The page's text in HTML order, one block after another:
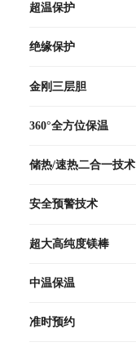
超温保护
绝缘保护
金刚三层胆
360°全方位保温
储热/速热二合一技术
安全预警技术
超大高纯度镁棒
中温保温
准时预约